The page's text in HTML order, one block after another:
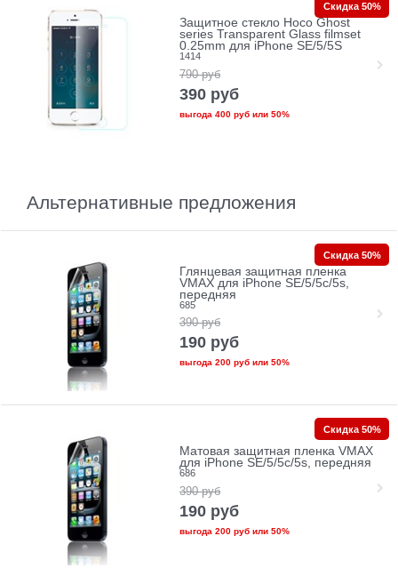
Защитное стекло Hoco Ghost
series Transparent Glass filmset
0.25mm для iPhone SE/5/5S
1414
790 руб
390 руб
выгода 400 рубили 50%
Скидка 50%
Альтернативные предложения
Глянцевая защитная пленка
VMAX для iPhone SE/5/5c/5s,
передняя
685
390 руб
190 руб
выгода 200 рубили 50%
Скидка 50%
Матовая защитная пленка VMAX
для iPhone SE/5/5c/5s, передняя
686
390 руб
190 руб
выгода 200 рубили 50%
Скидка 50%